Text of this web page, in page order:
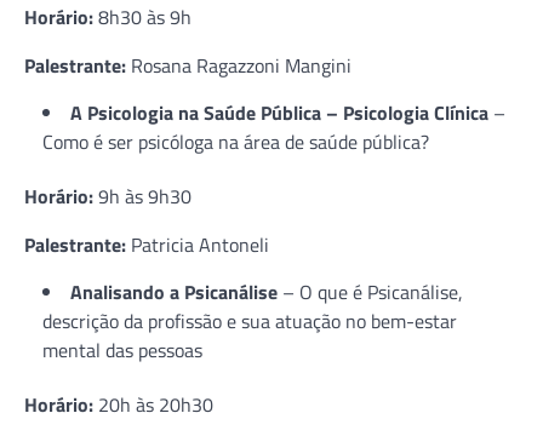
Horário:8h30 às 9h
Palestrante: Rosana Ragazzoni Mangini
A Psicologia na Saúde Pública – Psicologia Clínica –
Como é ser psicóloga na área de saúde pública?
Horário:9h às 9h30
Palestrante: Patricia Antoneli
Analisando a Psicanálise – O que é Psicanálise,
descrição da profissão e sua atuação no bem-estar
mental das pessoas
Horário: 20h às 20h30